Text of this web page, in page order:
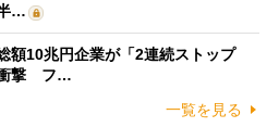
…
額10兆円企業が「2連続ストップ
衝撃 フ…
一覧を見る